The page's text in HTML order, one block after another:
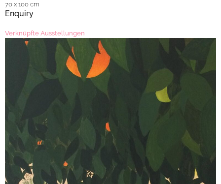
70 x 100 cm
Enquiry
Verknüpfte Ausstellungen